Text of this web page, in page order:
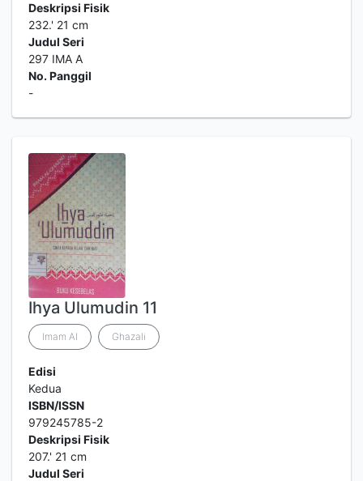
Deskripsi Fisik
232.' 21 cm
Judul Seri
297 IMA A
No. Panggil
-
Ihya Ulumudin 11
Imam Al Ghazali
Edisi
Kedua
ISBN/ISSN
979245785-2
Deskripsi Fisik
207.' 21 cm
Judul Seri